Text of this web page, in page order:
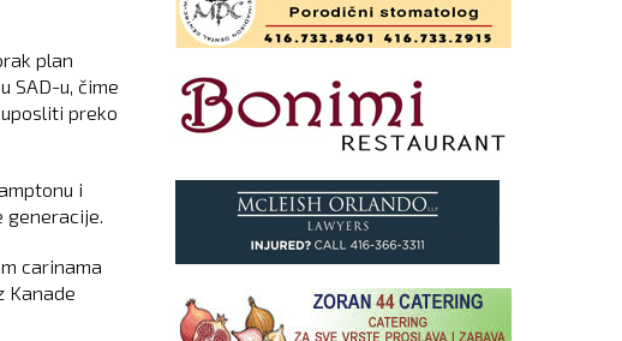
plan
SAD-u, čime
preko
i
generacije.
carinama
Kanade